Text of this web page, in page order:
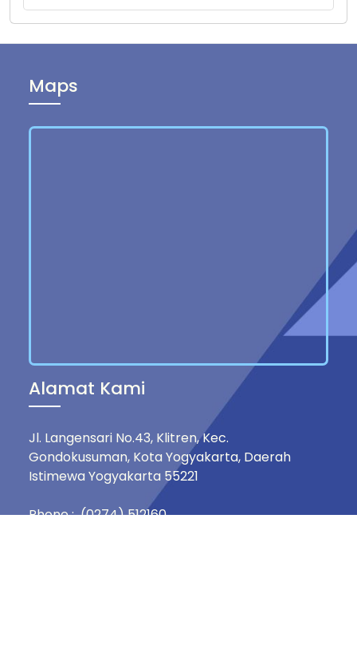
Maps
Alamat Kami
Jl. Langensari No.43, Klitren, Kec.
Gondokusuman, Kota Yogyakarta, Daerah
Istimewa Yogyakarta 55221
Phone : (0274) 512160